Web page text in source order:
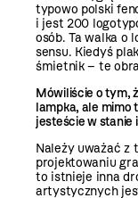
typowo polski
i jest 200
osób. Ta walka o
sensu. Kiedyś
śmietnik – te
Mówiliście o tym,
lampka, ale mimo
jesteście w stanie
Należy uważać z
projektowaniu
to istnieje inna
artystycznych